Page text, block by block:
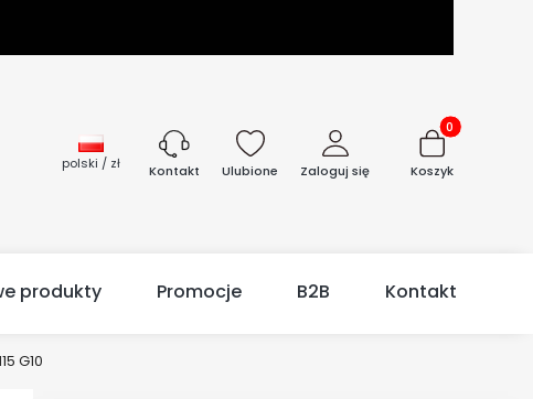
polski / zł Kontakt Ulubione Zaloguj się
Produkty w
Koszyk
produkty Promocje B2B Kontakt
G10